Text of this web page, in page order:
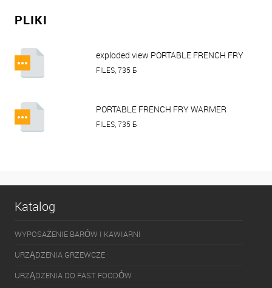
PLIKI
exploded view PORTABLE FRENCH FRY
WARMER HURAKAN HKN-RH3.pdf
FILES, 735 Б
PORTABLE FRENCH FRY WARMER
HURAKAN HKN-RH3.pdf
FILES, 735 Б
Katalog
WYPOSAŻENIE BARÓW I KAWIARNI
URZĄDZENIA GRZEWCZE
URZĄDZENIA DO FAST FOODÓW